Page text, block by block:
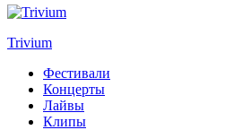
Trivium
Фестивали
Концерты
Лайвы
Клипы